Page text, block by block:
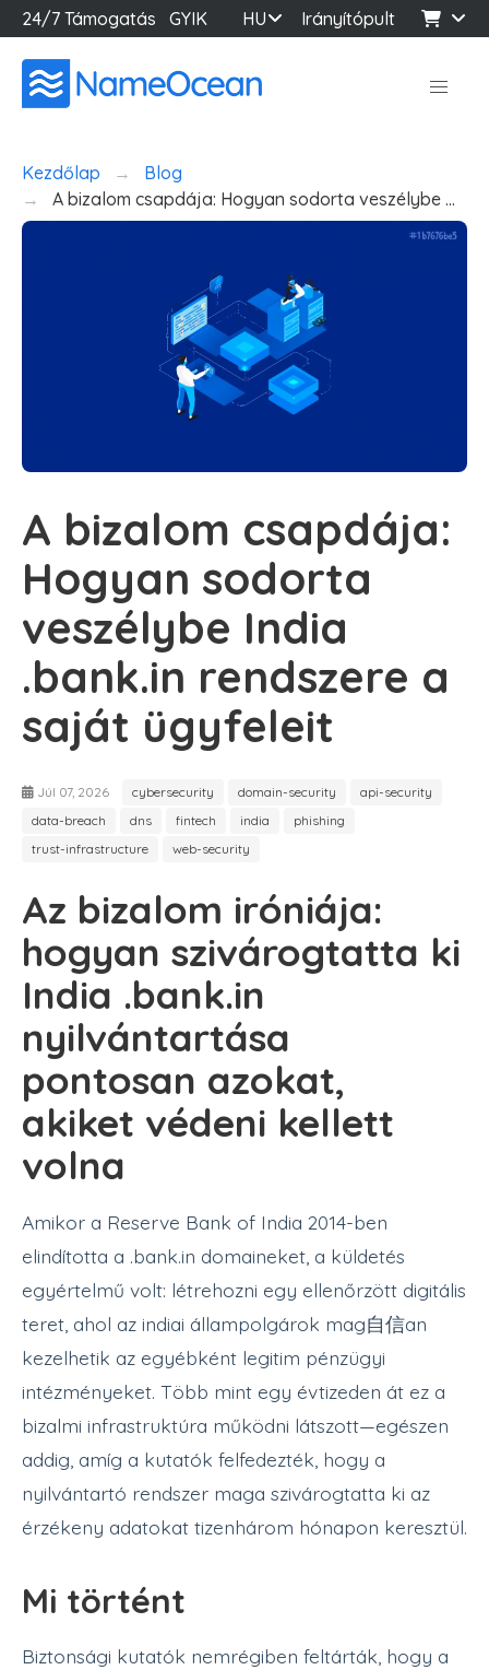
24/7 Támogatás GYIK HU Irányítópult
Kezdőlap
Blog
A bizalom csapdája: Hogyan sodorta veszélybe …
A bizalom csapdája:
Hogyan sodorta
veszélybe India
.bank.in rendszere a
saját ügyfeleit
Júl 07, 2026 cybersecurity domain-security
api-security
data-breach
dns fintech india
phishing
trust-infrastructure
web-security
Az bizalom iróniája:
hogyan szivárogtatta ki
India .bank.in
nyilvántartása
pontosan azokat,
akiket védeni kellett
volna
Amikor a Reserve Bank of India 2014-ben
elindította a .bank.in domaineket, a küldetés
egyértelmű volt: létrehozni egy ellenőrzött digitális
teret, ahol az indiai állampolgárok mag自信an
kezelhetik az egyébként legitim pénzügyi
intézményeket. Több mint egy évtizeden át ez a
bizalmi infrastruktúra működni látszott—egészen
addig, amíg a kutatók felfedezték, hogy a
nyilvántartó rendszer maga szivárogtatta ki az
érzékeny adatokat tizenhárom hónapon keresztül.
Mi történt
Biztonsági kutatók nemrégiben feltárták, hogy a